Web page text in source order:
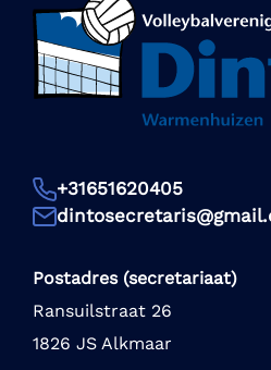
+31651620405
Postadres (secretariaat)
Ransuilstraat 26
1826 JS Alkmaar